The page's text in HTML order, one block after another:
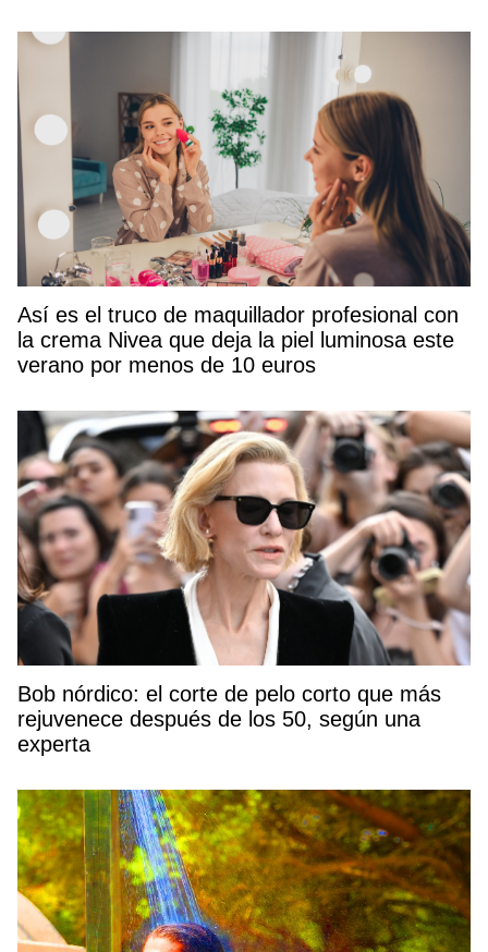
Así es el truco de maquillador profesional con
la crema Nivea que deja la piel luminosa este
verano por menos de 10 euros
Bob nórdico: el corte de pelo corto que más
rejuvenece después de los 50, según una
experta